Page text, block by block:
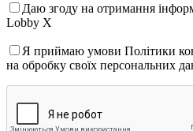
Даю згоду на отримання
Lobby X
Я приймаю умови Політики
на обробку своїх персональних